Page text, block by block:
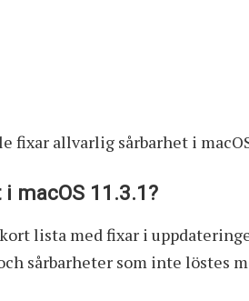
fixar allvarlig sårbarhet i
macOS 11.3.1?
lista med fixar i
sårbarheter som inte löstes